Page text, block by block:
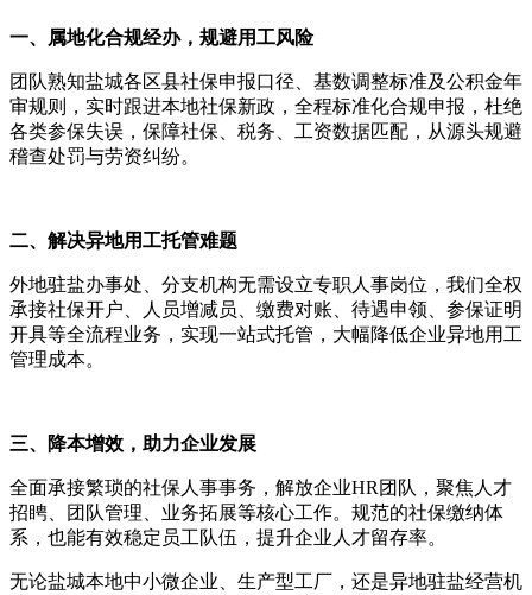
一、属地化合规经办，规避用工风险
团队熟知盐城各区县社保申报口径、基数调整标准及公积金年
审规则，实时跟进本地社保新政，全程标准化合规申报，杜绝
各类参保失误，保障社保、税务、工资数据匹配，从源头规避
稽查处罚与劳资纠纷。
二、解决异地用工托管难题
外地驻盐办事处、分支机构无需设立专职人事岗位，我们全权
承接社保开户、人员增减员、缴费对账、待遇申领、参保证明
开具等全流程业务，实现一站式托管，大幅降低企业异地用工
管理成本。
三、降本增效，助力企业发展
全面承接繁琐的社保人事事务，解放企业HR团队，聚焦人才
招䀻、团队管理、业务拓展等核心工作。规范的社保缴纳体
系，也能有效稳定员工队伍，提升企业人才留存率。
无论盐城本地中小微企业、生产型工厂，还是异地驻盐经营机